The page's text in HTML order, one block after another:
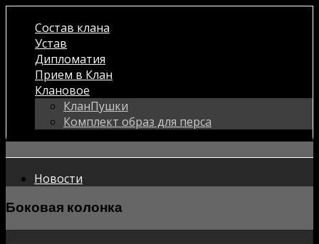
Состав клана
Устав
Дипломатия
Прием в Клан
Клановое
КланПушки
Комплект образ для перса
Новости
Боковая колонка